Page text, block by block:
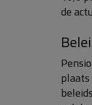
de
plaats